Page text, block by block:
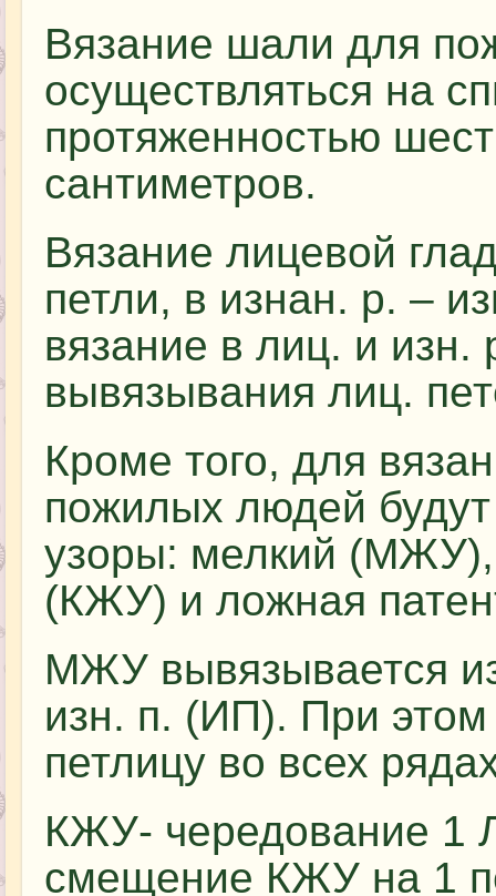
Вязание шали для
осуществляться на
протяженностью
сантиметров.
Вязание лицевой
петли, в изнан. р. –
вязание в лиц. и изн.
вывязывания лиц.
Кроме того, для
пожилых людей
узоры: мелкий
(КЖУ) и ложная
МЖУ вывязывается
изн. п. (ИП). При
петлицу во всех
КЖУ- чередование 1
смещение КЖУ на 1